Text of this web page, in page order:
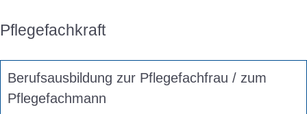
Pflegefachkraft
Berufsausbildung zur Pflegefachfrau / zum
Pflegefachmann